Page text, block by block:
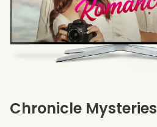
Chronicle Mysteries